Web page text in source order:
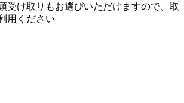
受け取りもお選びいただけますので、取
用ください